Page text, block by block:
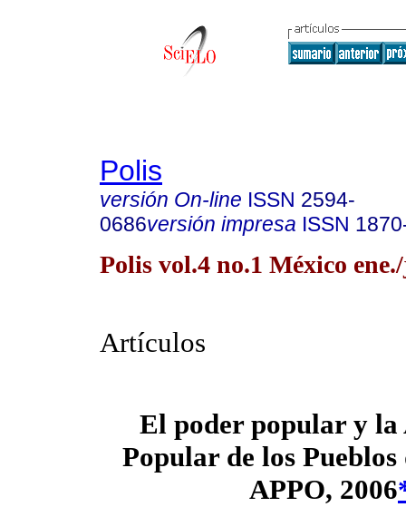
Polis
versión On-line ISSN 2594-
0686versión impresa ISSN
Polis vol.4 no.1 México
Artículos
El poder popular y la
Popular de los Pueblos
APPO, 2006